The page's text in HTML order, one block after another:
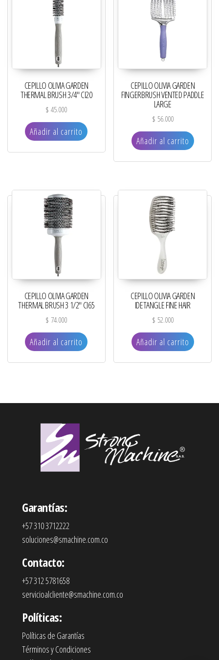
CEPILLO OLIVIA GARDEN
THERMAL BRUSH 3/4″ CI20
$ 45.000
Añadir al carrito
CEPILLO OLIVIA GARDEN
FINGERBRUSH VENTED PADDLE
LARGE
$ 56.000
Añadir al carrito
CEPILLO OLIVIA GARDEN
THERMAL BRUSH 3 1/2″ CI65
$ 74.000
Añadir al carrito
CEPILLO OLIVIA GARDEN
IDETANGLE FINE HAIR
$ 52.000
Añadir al carrito
Garantías:
+57 310 3712222
soluciones@smachine.com.co
Contacto:
+57 312 5781658
servicioalcliente@smachine.com.co
Políticas:
Políticas de Garantías
Términos y Condiciones